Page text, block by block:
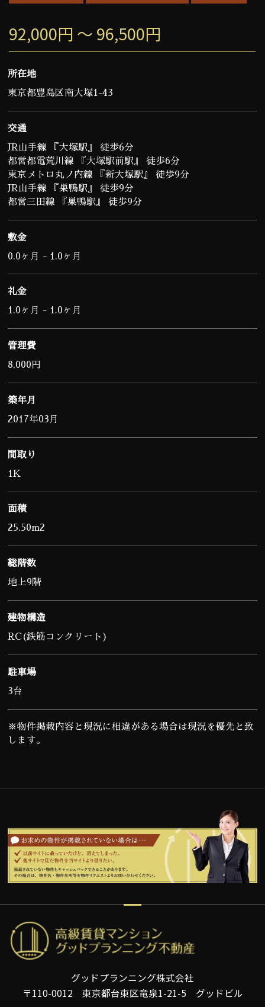
92,000円 ～ 96,500円
所在地
東京都豊島区南大塚1-43
交通
JR山手線 『大塚駅』 徒歩6分
都営都電荒川線 『大塚駅前駅』 徒歩6分
東京メトロ丸ノ内線 『新大塚駅』 徒歩9分
JR山手線 『巣鴨駅』 徒歩9分
都営三田線 『巣鴨駅』 徒歩9分
敷金
0.0ヶ月 - 1.0ヶ月
礼金
1.0ヶ月 - 1.0ヶ月
管理費
8,000円
築年月
2017年03月
間取り
1K
面積
25.50m2
総階数
地上9階
建物構造
RC(鉄筋コンクリート)
駐車場
3台
※物件掲載内容と現況に相違がある場合は現況を優先と致
します。
グッドプランニング株式会社
〒110-0012 東京都台東区竜泉1-21-5 グッドビル